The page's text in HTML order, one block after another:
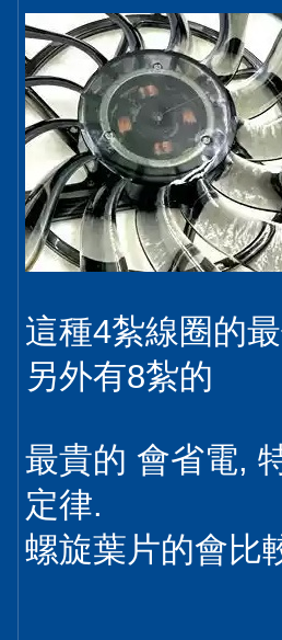
這種4紮線圈的
另外有8紮的
最貴的 會省電,
定律.
螺旋葉片的會比